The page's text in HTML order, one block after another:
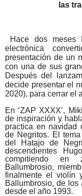
las
Hace dos meses
electrónica
presentación de un
con una de sus
Después del
decide presentar el
2020), para cerrar el
En ‘ZAP XXXX’,
de inspiración y
practica en navidad
de Negritos. El
del Hatajo de
descendientes
compitiendo en
Ballumbrosio,
finalmente el violín
Ballumbrosio, de los
desde el año 1993.